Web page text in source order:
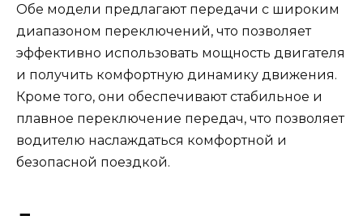
Обе модели предлагают передачи с широким
диапазоном переключений, что позволяет
эффективно использовать мощность двигателя
и получить комфортную динамику движения.
Кроме того, они обеспечивают стабильное и
плавное переключение передач, что позволяет
водителю наслаждаться комфортной и
безопасной поездкой.